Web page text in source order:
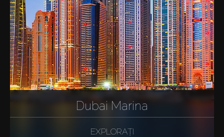
Dubai Marina
EXPLORAȚI